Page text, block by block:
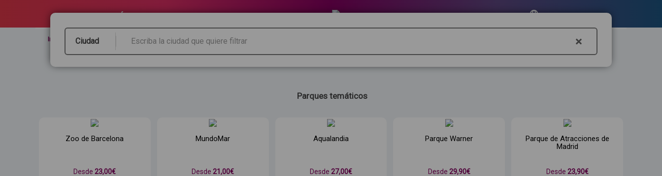
renfe.com
Inicio Parques temáticos
Ciudad
Parques temáticos
Zoo de Barcelona
Desde 23,00€
MundoMar
Desde 21,00€
Aqualandia
Desde 27,00€
Parque Warner
Desde 29,90€
Parque de Atracciones de
Madrid
Desde 23,90€